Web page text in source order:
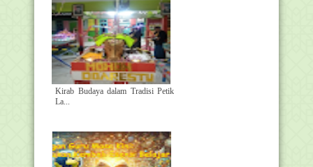
Kirab Budaya dalam Tradisi Petik
La...